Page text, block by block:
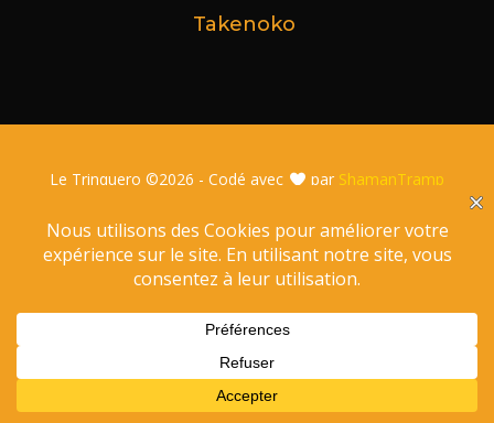
Takenoko
Le Trinquero ©2026 - Codé avec par ShamanTramp